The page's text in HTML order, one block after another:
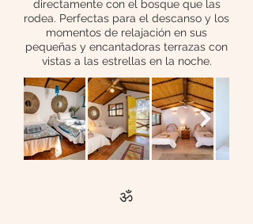
directamente con el bosque que las
rodea. Perfectas para el descanso y los
momentos de relajación en sus
pequeñas y encantadoras terrazas con
vistas a las estrellas en la noche.
ॐ